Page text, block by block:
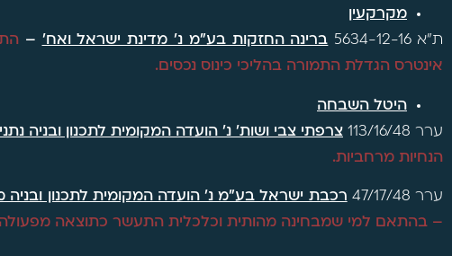
מקרקעין
ת"א 5634-12-16
ברינה החזקות בע"מ נ' מדינת ישראל ואח' –
אינטרס הגדלת התמורה בהליכי כינוס נכסים.
היטל השבחה
ערר 113/16/48
צרפתי צבי ושות' נ' הועדה המקומית לתכנון ובניה
הנחיות מרחביות.
ערר 47/17/48 רכבת ישראל בע"מ נ' הועדה המקומית לתכנון ובניה
– בהתאם למי שמבחינה מהותית וכלכלית התעשר כתוצאה